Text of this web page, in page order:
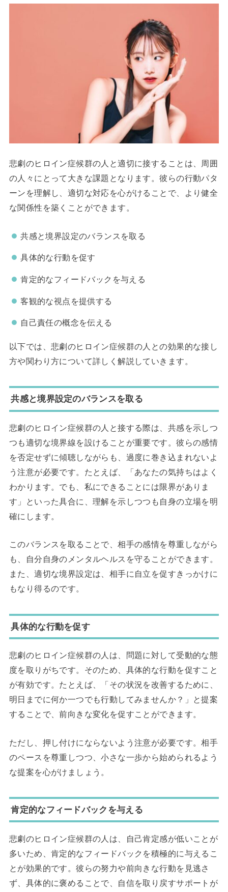
悲劇のヒロイン症候群の人と適切に接することは、周囲
の人々にとって大きな課題となります。彼らの行動パタ
ーンを理解し、適切な対応を心がけることで、より健全
な関係性を築くことができます。
共感と境界設定のバランスを取る
具体的な行動を促す
肯定的なフィードバックを与える
客観的な視点を提供する
自己責任の概念を伝える
以下では、悲劇のヒロイン症候群の人との効果的な接し
方や関わり方について詳しく解説していきます。
共感と境界設定のバランスを取る
悲劇のヒロイン症候群の人と接する際は、共感を示しつ
つも適切な境界線を設けることが重要です。彼らの感情
を否定せずに傾聴しながらも、過度に巻き込まれないよ
う注意が必要です。たとえば、「あなたの気持ちはよく
わかります。でも、私にできることには限界がありま
す」といった具合に、理解を示しつつも自身の立場を明
確にします。
このバランスを取ることで、相手の感情を尊重しながら
も、自分自身のメンタルヘルスを守ることができます。
また、適切な境界設定は、相手に自立を促すきっかけに
もなり得るのです。
具体的な行動を促す
悲劇のヒロイン症候群の人は、問題に対して受動的な態
度を取りがちです。そのため、具体的な行動を促すこと
が有効です。たとえば、「その状況を改善するために、
明日までに何か一つでも行動してみませんか？」と提案
することで、前向きな変化を促すことができます。
ただし、押し付けにならないよう注意が必要です。相手
のペースを尊重しつつ、小さな一歩から始められるよう
な提案を心がけましょう。
肯定的なフィードバックを与える
悲劇のヒロイン症候群の人は、自己肯定感が低いことが
多いため、肯定的なフィードバックを積極的に与えるこ
とが効果的です。彼らの努力や前向きな行動を見逃さ
ず、具体的に褒めることで、自信を取り戻すサポートが